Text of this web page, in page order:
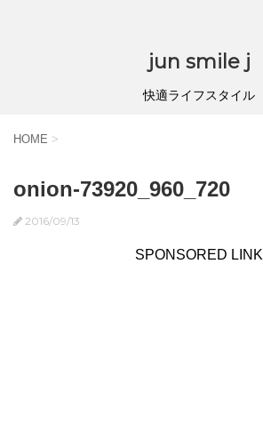
jun smile j
快適ライフスタイル
HOME >
onion-73920_960_720
2016/09/13
SPONSORED LINK